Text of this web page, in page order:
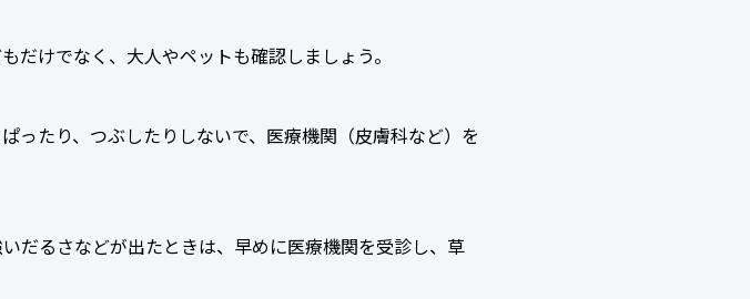
だけでなく、大人やペットも確認しましょう。
ったり、つぶしたりしないで、医療機関（皮膚科など）を
だるさなどが出たときは、早めに医療機関を受診し、草